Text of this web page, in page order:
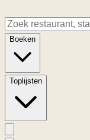
Boeken
Toplijsten